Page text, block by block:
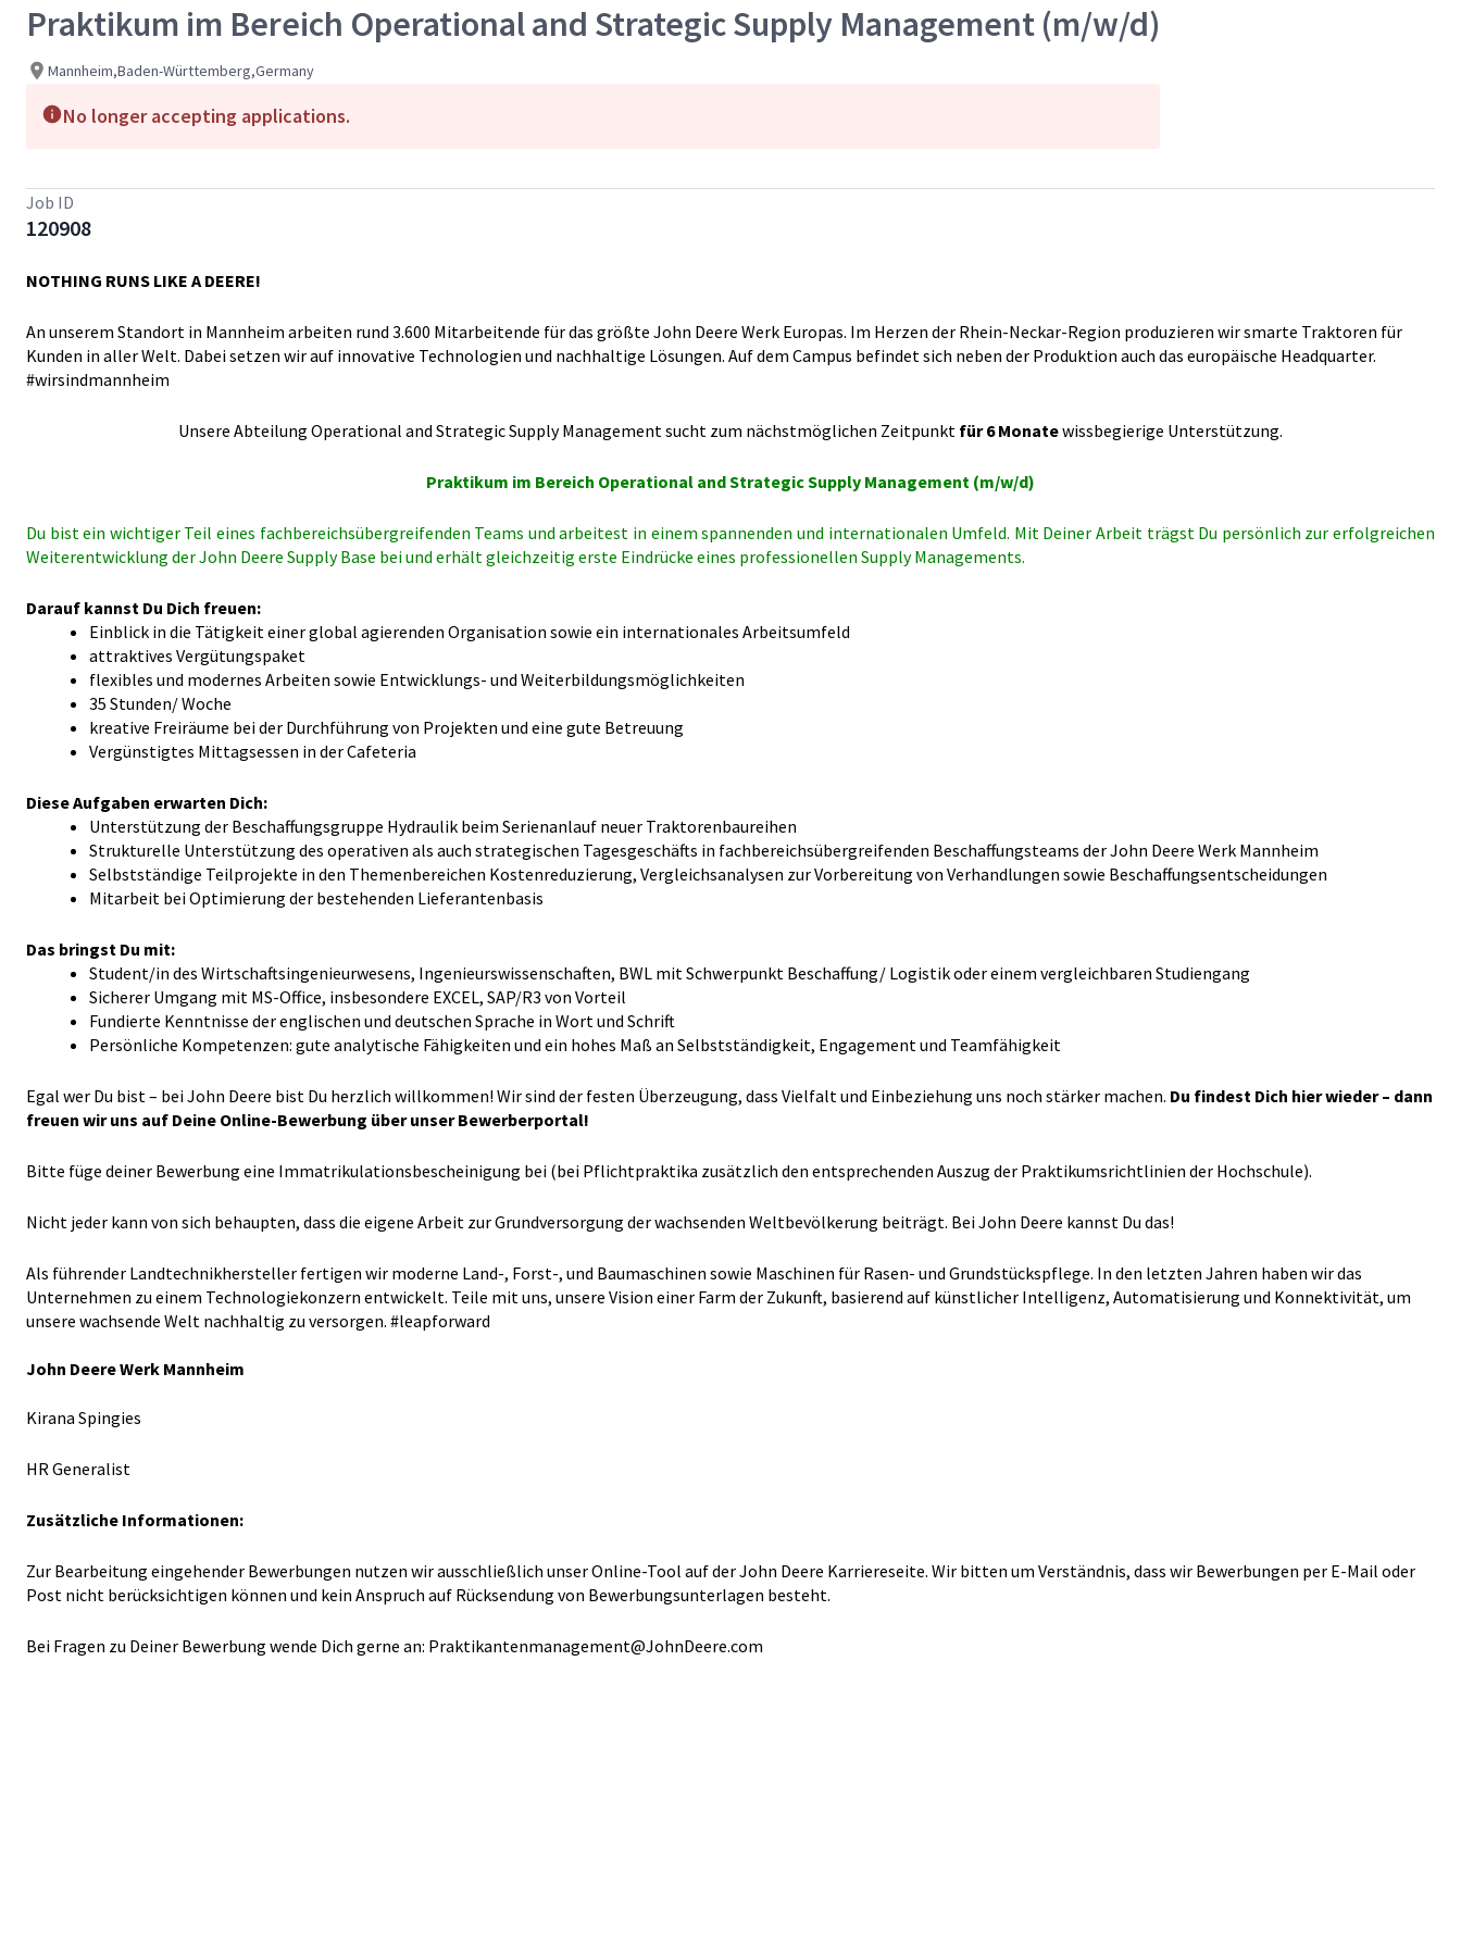
Praktikum im Bereich Operational and Strategic Supply Management (m/w/d)
Mannheim,Baden-Württemberg,Germany
No longer accepting applications.
Job ID
120908
NOTHING RUNS LIKE A DEERE!
An unserem Standort in Mannheim arbeiten rund 3.600 Mitarbeitende für das größte John Deere Werk Europas. Im Herzen der Rhein-Neckar-Region produzieren wir smarte Traktoren für
Kunden in aller Welt. Dabei setzen wir auf innovative Technologien und nachhaltige Lösungen. Auf dem Campus befindet sich neben der Produktion auch das europäische Headquarter.
#wirsindmannheim
Unsere Abteilung Operational and Strategic Supply Management sucht zum nächstmöglichen Zeitpunkt für 6 Monatewissbegierige Unterstützung.
Praktikum im Bereich Operational and Strategic Supply Management (m/w/d)
Du bist ein wichtiger Teil eines fachbereichsübergreifenden Teams und arbeitest in einem spannenden und internationalen Umfeld. Mit Deiner Arbeit trägst Du persönlich zur erfolgreichen
Weiterentwicklung der John Deere Supply Base bei und erhält gleichzeitig erste Eindrücke eines professionellen Supply Managements.
Darauf kannst Du Dich freuen:
Einblick in die Tätigkeit einer global agierenden Organisation sowie ein internationales Arbeitsumfeld
attraktives Vergütungspaket
flexibles und modernes Arbeiten sowie Entwicklungs- und Weiterbildungsmöglichkeiten
35 Stunden/ Woche
kreative Freiräume bei der Durchführung von Projekten und eine gute Betreuung
Vergünstigtes Mittagsessen in der Cafeteria
Diese Aufgaben erwarten Dich:
Unterstützung der Beschaffungsgruppe Hydraulik beim Serienanlauf neuer Traktorenbaureihen
Strukturelle Unterstützung des operativen als auch strategischen Tagesgeschäfts in fachbereichsübergreifenden Beschaffungsteams der John Deere Werk Mannheim
Selbstständige Teilprojekte in den Themenbereichen Kostenreduzierung, Vergleichsanalysen zur Vorbereitung von Verhandlungen sowie Beschaffungsentscheidungen
Mitarbeit bei Optimierung der bestehenden Lieferantenbasis
Das bringst Du mit:
Student/in des Wirtschaftsingenieurwesens, Ingenieurswissenschaften, BWL mit Schwerpunkt Beschaffung/ Logistik oder einem vergleichbaren Studiengang
Sicherer Umgang mit MS-Office, insbesondere EXCEL, SAP/R3 von Vorteil
Fundierte Kenntnisse der englischen und deutschen Sprache in Wort und Schrift
Persönliche Kompetenzen: gute analytische Fähigkeiten und ein hohes Maß an Selbstständigkeit, Engagement und Teamfähigkeit
Egal wer Du bist – bei John Deere bist Du herzlich willkommen! Wir sind der festen Überzeugung, dass Vielfalt und Einbeziehung uns noch stärker machen. Du findest Dich hier wieder – dann
freuen wir uns auf Deine Online-Bewerbung über unser Bewerberportal!
Bitte füge deiner Bewerbung eine Immatrikulationsbescheinigung bei (bei Pflichtpraktika zusätzlich den entsprechenden Auszug der Praktikumsrichtlinien der Hochschule).
Nicht jeder kann von sich behaupten, dass die eigene Arbeit zur Grundversorgung der wachsenden Weltbevölkerung beiträgt. Bei John Deere kannst Du das!
Als führender Landtechnikhersteller fertigen wir moderne Land-, Forst-, und Baumaschinen sowie Maschinen für Rasen- und Grundstückspflege. In den letzten Jahren haben wir das
Unternehmen zu einem Technologiekonzern entwickelt. Teile mit uns, unsere Vision einer Farm der Zukunft, basierend auf künstlicher Intelligenz, Automatisierung und Konnektivität, um
unsere wachsende Welt nachhaltig zu versorgen. #leapforward
John DeereWerk Mannheim
Kirana Spingies
HR Generalist
Zusätzliche Informationen:
Zur Bearbeitung eingehender Bewerbungen nutzen wir ausschließlich unser Online-Tool auf der John Deere Karriereseite. Wir bitten um Verständnis, dass wir Bewerbungen per E-Mail oder
Post nicht berücksichtigen können und kein Anspruch auf Rücksendung von Bewerbungsunterlagen besteht.
Bei Fragen zu Deiner Bewerbung wende Dich gerne an: Praktikantenmanagement@JohnDeere.com